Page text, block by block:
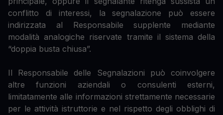
conflitto di interessi, la segnalazione può essere
indirizzata al Responsabile supplente mediante
modalità analogiche riservate tramite il sistema della
“doppia busta chiusa”.
Il Responsabile delle Segnalazioni può coinvolgere
altre funzioni aziendali o consulenti esterni,
limitatamente alle informazioni strettamente necessarie
per le attività istruttorie e nel rispetto degli obblighi di